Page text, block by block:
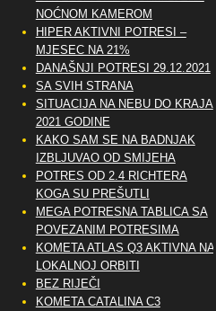
NOĆNOM KAMEROM
HIPER AKTIVNI POTRESI –
MJESEC NA 21%
DANAŠNJI POTRESI 29.12.2021
SA SVIH STRANA
SITUACIJA NA NEBU DO KRAJA
2021 GODINE
KAKO SAM SE NA BADNJAK
IZBLJUVAO OD SMIJEHA
POTRES OD 2.4 RICHTERA
KOGA SU PREŠUTLI
MEGA POTRESNA TABLICA SA
POVEZANIM POTRESIMA
KOMETA ATLAS Q3 AKTIVNA NA
LOKALNOJ ORBITI
BEZ RIJEČI
KOMETA CATALINA C3